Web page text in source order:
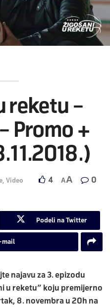
reketu –
Promo +
, Video 4 AA 0
Podeli na Twitter
mail
najavu za 3. epizodu
u reketu” koju premijerno
8. novembra u 20h na